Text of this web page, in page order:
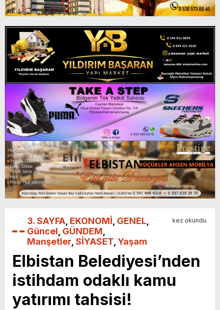
3. SAYFA EKONOMİ GENEL
Güncel GÜNDEM
Manşetler SİYASET Yaşam
kez okundu.
Elbistan Belediyesi’nden
istihdam odaklı kamu
yatırımı tahsisi!